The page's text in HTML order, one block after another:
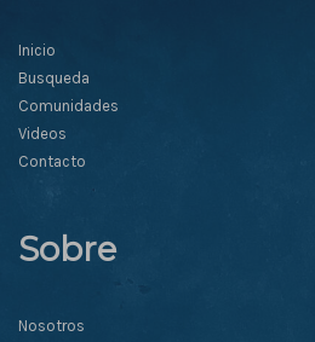
Inicio
Busqueda
Comunidades
Videos
Contacto
Sobre
Nosotros